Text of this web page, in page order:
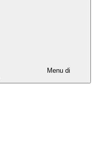
Menu di